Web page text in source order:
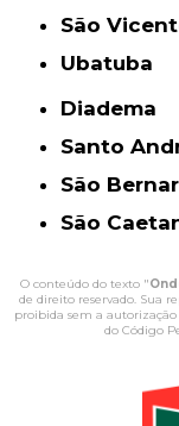
São
Ubatuba
Diadema
Santo
São
São
O conteúdo do texto "
de direito reservado. Sua
proibida sem a
do Código